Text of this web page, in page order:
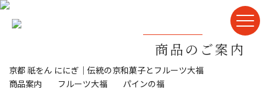
商品のご案内
京都 祇をん ににぎ｜伝統の京和菓子とフルーツ大福
商品案内
フルーツ大福 パインの福